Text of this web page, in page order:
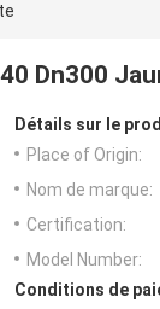
Dn300
Détails sur le
Place of Origin:
Nom de marque:
Certification:
Model Number:
Conditions de